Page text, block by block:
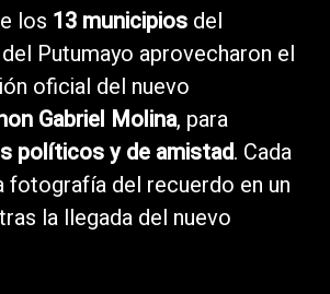
los 13 municipios del
Putumayo aprovecharon el
oficial del nuevo
Gabriel Molina, para
políticos y de amistad. Cada
fotografía del recuerdo en un
la llegada del nuevo